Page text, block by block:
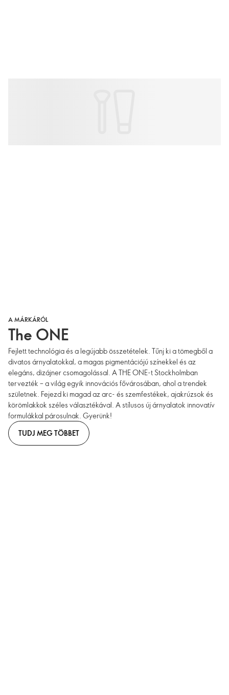
A MÁRKÁRÓL
The ONE
Fejlett technológia és a legújabb összetételek. Tűnj ki a tömegből a
divatos árnyalatokkal, a magas pigmentációjú színekkel és az
elegáns, dizájner csomagolással. A THE ONE-t Stockholmban
tervezték – a világ egyik innovációs fővárosában, ahol a trendek
születnek. Fejezd ki magad az arc- és szemfestékek, ajakrúzsok és
körömlakkok széles választékával. A stílusos új árnyalatok innovatív
formulákkal párosulnak. Gyerünk!
TUDJ MEG TÖBBET